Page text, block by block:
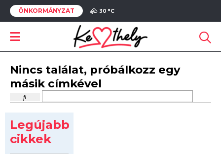
ÖNKORMÁNYZAT 30 °C
Nincs találat, próbálkozz egy
másik címkével
Legújabb
cikkek